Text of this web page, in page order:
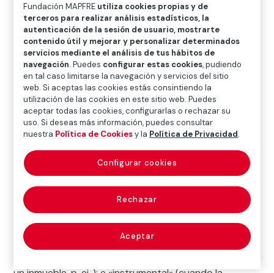
V
W X Y Z
Diccionario de seguros
tradición (transfer
of possesion)
Acto por el que se desplaza la posesión de la cosa
objeto del negocio jurídico al adquirente.Puede ser,
entre otras clasificaciones, «real o material» (si
físicamente se entrega la cosa); «ficticia» (cuando a
determinadas formas se les otorga los efectos de
transmitir la propiedad); «simbólica» (si la entrega no
Fundación MAPFRE utiliza cookies propias y de
terceros para realizar análisis estadísticos, la
autenticación de la sesión de usuario, mostrarte
contenido útil y mejorar y personalizar determinados
servicios mediante el análisis de tus hábitos de
navegación. Puedes configurar estas cookies, pudiendo
en tal caso limitarse la navegación y servicios del sitio
web. Si aceptas las cookies estás consintiendo la
utilización de las cookies en este sitio web. Puedes
aceptar todas las cookies, configurarlas o rechazar su
uso. Si deseas más información, puedes consultar
nuestra Política de Cookiesy la Política de Privacidad.
Rechazar
Aceptar
Configurar cookies